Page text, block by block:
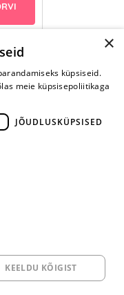
×
küpsiseid.
meie küpsisepoliitikaga
JÕUDLUSKÜPSISED
KEELDU KÕIGIST